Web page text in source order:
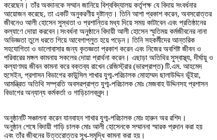
করেছেন। তাঁর অবদানকে সম্মান জানিয়ে বিশ্ববিদ্যালয় কর্তৃপক্ষ যে বিদায় সংবর্ধনার
আয়োজন করেছে, তা একটি অনুকরণীয় দৃষ্টান্ত। তিনি আশা প্রকাশ করেন, অবসরোত্তর
জীবনেও আলী হোসেন সুস্থতা ও প্রশান্তির মধ্য দিয়ে সময় কাটাবেন এবং প্রতিষ্ঠানের
কল্যাণে দোয়া করবেন।সংবর্ধনা অনুষ্ঠানে বিদায়ী আলী হোসেন স্মৃতিময় কর্মজীবনের নানা
অভিজ্ঞতা তুলে ধরতে গিয়ে আবেগাপ্লুত হয়ে পড়েন। তিনি সহকর্মীদের আন্তরিক
সহযোগিতা ও ভালোবাসার জন্য কৃতজ্ঞতা প্রকাশ করেন এবং নিজের অবশিষ্ট জীবন ও
পরিবারের মঙ্গল কামনায় সকলের দোয়া প্রার্থনা করেন। এছাড়া অতিথির সুস্বাস্থ্য, দীর্ঘায়ু ও
কল্যাণময় জীবন কামনা করে বক্তব্য রাখেন রেজিস্ট্রার (ভারপ্রাপ্ত) টি.এম. আহমেদ
হুসেইন, প্রশাসন বিভাগের কাউন্সিল শাখার যুগ্ম-পরিচালক মোহাম্মদ ছালাউদ্দিন ভূঁইয়া,
আমন্ত্রিত অতিথি সম্প্রতি অবসরপ্রাপ্ত যুগ্ম-পরিচালক মোঃ মেজবাহ উদ্দিনসহ প্রশাসন
বিভাগের অন্যান্য কর্মকর্তা ও গাড়িচালকবৃন্দ।
অনুষ্ঠানটি সঞ্চালনা করেন যানবাহন শাখার যুগ্ম-পরিচালক মোঃ হারুন অর রশিদ।
অনুষ্ঠান শেষে বিদায়ী গাড়ি চালক মোঃ আলী হোসেনকে সম্মাননা স্মারক প্রদান করা হয়
এবং তাঁর জীবনের উত্তরোত্তর সুখ-সমৃদ্ধি কামনা করা হয়।